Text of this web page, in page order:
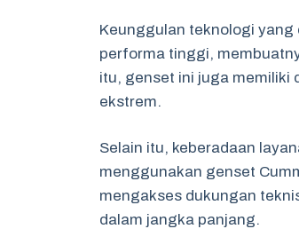
Keunggulan teknologi yang
performa tinggi,
itu, genset ini juga memiliki
ekstrem.
Selain itu, keberadaan
menggunakan genset
mengakses dukungan
dalam jangka panjang.